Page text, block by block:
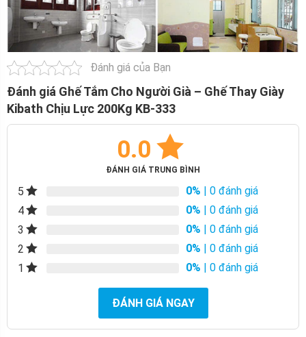
Đánh giá của Bạn
Đánh giá Ghế Tắm Cho Người Già – Ghế Thay Giày
Kibath Chịu Lực 200Kg KB-333
0.0
ĐÁNH GIÁ TRUNG BÌNH
5 0% | 0 đánh giá
4
0% | 0 đánh giá
3
0% | 0 đánh giá
2
0% | 0 đánh giá
1
0% | 0 đánh giá
ĐÁNH GIÁ NGAY